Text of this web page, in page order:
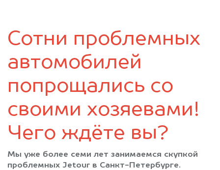
Лисий Нос
Лодейное Поле
Луга
Мурино
Никольское
Новая Ладога
Отрадное
Павловск
Парголово
Петергоф
Пикалёво
Пушкин
Санкт-Петербург
Сестрорецк
Сиверский
Сотни проблемных
автомобилей
попрощались со
своими хозяевами!
Чего ждёте вы?
Мы уже более семи лет занимаемся скупкой
проблемных Jetour в Санкт-Петербурге.